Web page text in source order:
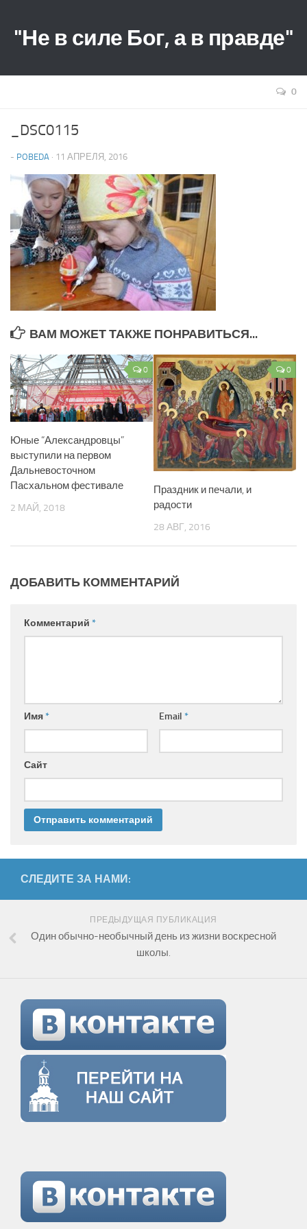
"Не в силе Бог, а в правде"
0
_DSC0115
- POBEDA · 11 АПРЕЛЯ, 2016
ВАМ МОЖЕТ ТАКЖЕ ПОНРАВИТЬСЯ...
0
Юные “Александровцы”
выступили на первом
Дальневосточном
Пасхальном фестивале
2 МАЙ, 2018
0
Праздник и печали, и
радости
28 АВГ, 2016
ДОБАВИТЬ КОММЕНТАРИЙ
Комментарий *
Имя* Email *
Сайт
СЛЕДИТЕ ЗА НАМИ:
ПРЕДЫДУЩАЯ ПУБЛИКАЦИЯ
Один обычно-необычный день из жизни воскресной
школы.